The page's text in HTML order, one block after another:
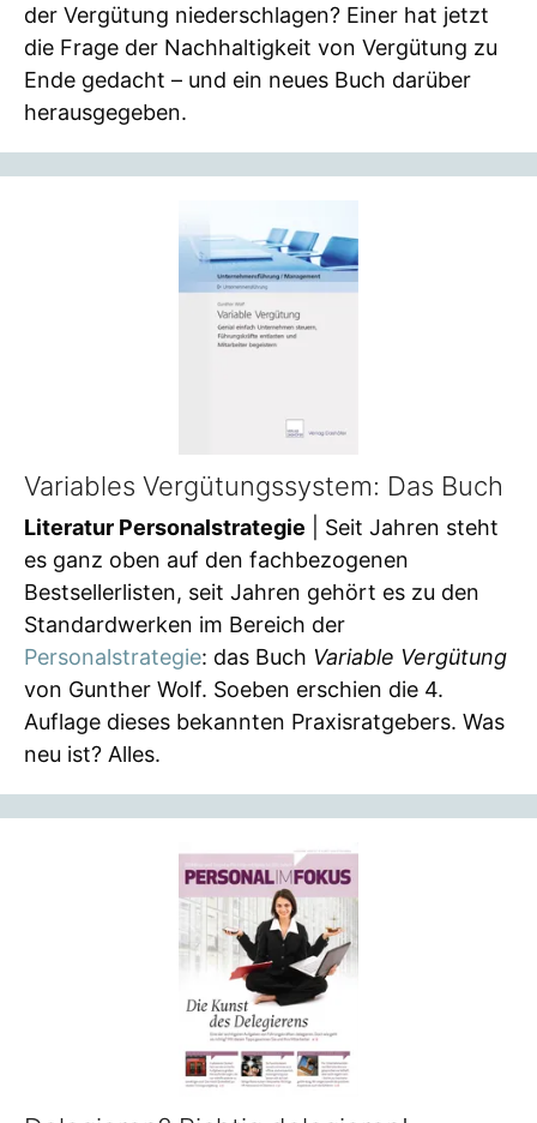
der Vergütung niederschlagen? Einer hat jetzt
die Frage der Nachhaltigkeit von Vergütung zu
Ende gedacht – und ein neues Buch darüber
herausgegeben.
Variables Vergütungssystem: Das Buch
Literatur Personalstrategie | Seit Jahren steht
es ganz oben auf den fachbezogenen
Bestsellerlisten, seit Jahren gehört es zu den
Standardwerken im Bereich der
Personalstrategie: das Buch Variable Vergütung
von Gunther Wolf. Soeben erschien die 4.
Auflage dieses bekannten Praxisratgebers. Was
neu ist? Alles.